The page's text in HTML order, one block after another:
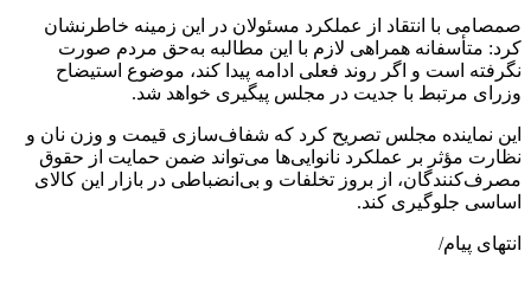
صمصامی با انتقاد از عملکرد مسئولان در این زمینه خاطرنشان
کرد: متأسفانه همراهی لازم با این مطالبه به‌حق مردم صورت
نگرفته است و اگر روند فعلی ادامه پیدا کند، موضوع استیضاح
وزرای مرتبط با جدیت در مجلس پیگیری خواهد شد.
این نماینده مجلس تصریح کرد که شفاف‌سازی قیمت و وزن نان و
نظارت مؤثر بر عملکرد نانوایی‌ها می‌تواند ضمن حمایت از حقوق
مصرف‌کنندگان، از بروز تخلفات و بی‌انضباطی در بازار این کالای
اساسی جلوگیری کند.
انتهای پیام/